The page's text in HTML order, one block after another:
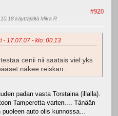
#920
käyttäjältä Mika R
- 17.07.07 - klo: 00.13
cenii nii saatais viel yks
näkee reiskan..
padan vasta Torstaina (illalla).
Tamperetta varten.... Tänään
auto olis kunnossa...